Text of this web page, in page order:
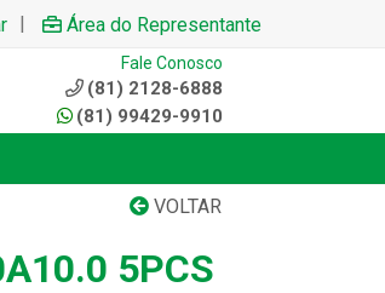
| Área do Representante
Fale Conosco
(81) 2128-6888
(81) 99429-9910
VOLTAR
5PCS